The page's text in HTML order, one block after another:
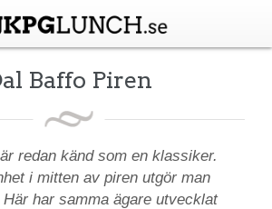
Baffo Piren
redan känd som en klassiker.
i mitten av piren utgör man
har samma ägare utvecklat